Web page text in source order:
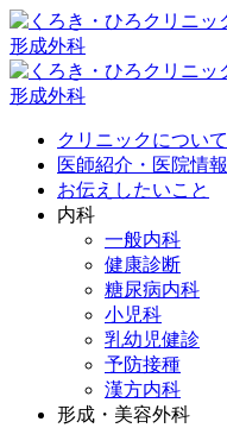
クリニックについて
医師紹介・医院情報
お伝えしたいこと
内科
一般内科
健康診断
糖尿病内科
小児科
乳幼児健診
予防接種
漢方内科
形成・美容外科